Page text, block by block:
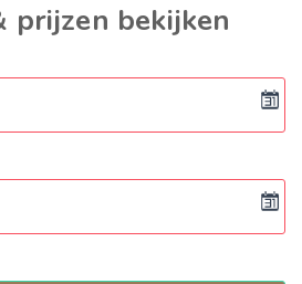
prijzen bekijken